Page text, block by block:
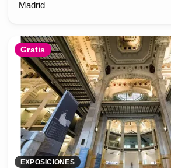
Madrid
Gratis
EXPOSICIONES